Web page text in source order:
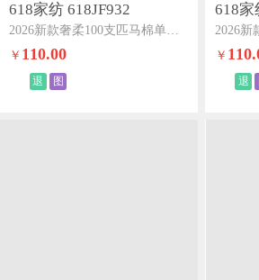
618家纺 618JF932
2026新款奢柔100支匹马棉单被套-海岛系列海岛粉
￥ 110.00
退 图
618家
￥
退